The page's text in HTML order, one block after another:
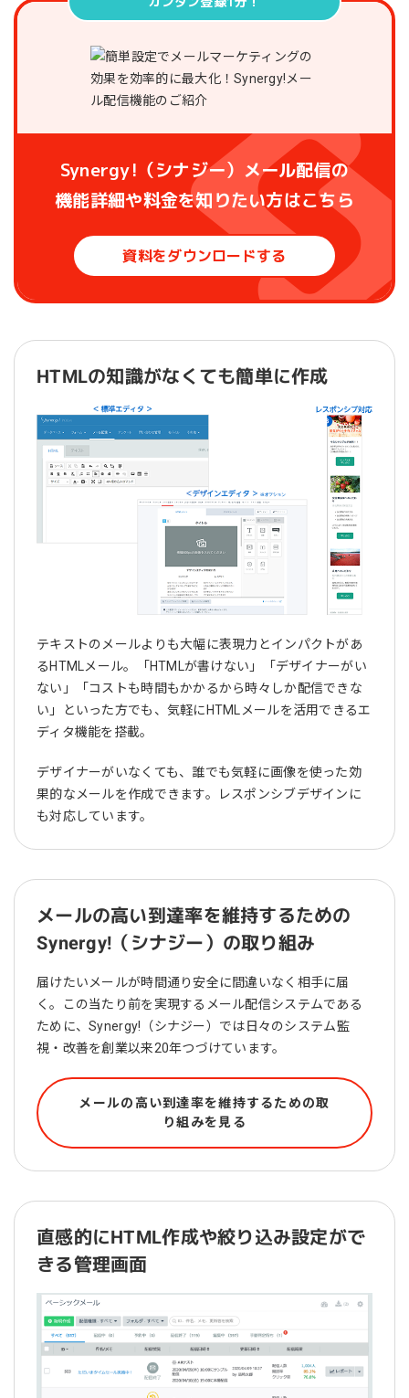
Synergy!（シナジー）メール配信の
機能詳細や料金を知りたい方はこちら
資料をダウンロードする
HTMLの知識がなくても簡単に作成
テキストのメールよりも大幅に表現力とインパクトがあ
るHTMLメール。「HTMLが書けない」「デザイナーがい
ない」「コストも時間もかかるから時々しか配信できな
い」といった方でも、気軽にHTMLメールを活用できるエ
ディタ機能を搭載。
デザイナーがいなくても、誰でも気軽に画像を使った効
果的なメールを作成できます。レスポンシブデザインに
も対応しています。
メールの高い到達率を維持するための
Synergy!（シナジー）の取り組み
届けたいメールが時間通り安全に間違いなく相手に届
く。この当たり前を実現するメール配信システムである
ために、Synergy!（シナジー）では日々のシステム監
視・改善を創業以来20年つづけています。
メールの高い到達率を維持するための取
り組みを見る
直感的にHTML作成や絞り込み設定がで
きる管理画面